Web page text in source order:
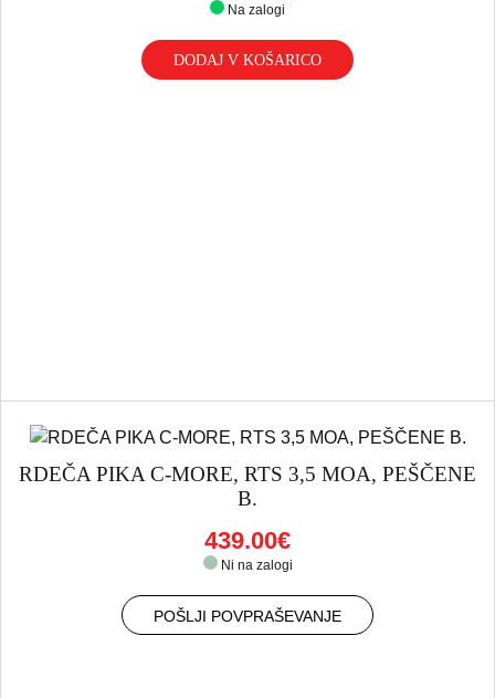
Na zalogi
DODAJ V KOŠARICO
RDEČA PIKA C-MORE, RTS 3,5 MOA, PEŠČENE
B.
439.00€
Ni na zalogi
POŠLJI POVPRAŠEVANJE